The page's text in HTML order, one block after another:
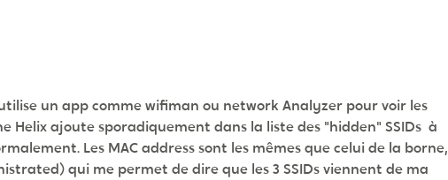
un app comme wifiman ou network Analyzer pour voir les
Helix ajoute sporadiquement dans la liste des "hidden" SSIDs à
Les MAC address sont les mêmes que celui de la borne,
qui me permet de dire que les 3 SSIDs viennent de ma